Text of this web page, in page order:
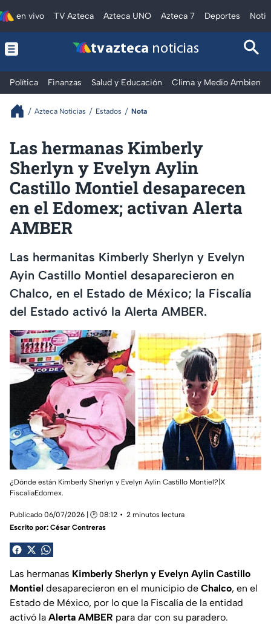
en vivo TV Azteca Azteca UNO Azteca 7 Deportes
tv azteca noticias
Política Finanzas Salud y Educación Clima y Medio Ambiente
Azteca Noticias Estados Nota
Las hermanas Kimberly
Sherlyn y Evelyn Aylin
Castillo Montiel desaparecen
en el Edomex; activan Alerta
AMBER
Las hermanitas Kimberly Sherlyn y Evelyn
Ayin Castillo Montiel desaparecieron en
Chalco, en el Estado de México; la Fiscalía
del Estado activó la Alerta AMBER.
¿Dónde están Kimberly Sherlyn y Evelyn Aylin Castillo Montiel?|X
FiscaliaEdomex.
Publicado 06/07/2026 | 🕑 08:12
2 minutos lectura
Escrito por: César Contreras
Las hermanas Kimberly Sherlyn y Evelyn Aylin Castillo
Montiel desaparecieron en el municipio de Chalco, en el
Estado de México, por lo que la Fiscalía de la entidad
activó la Alerta AMBER para dar con su paradero.